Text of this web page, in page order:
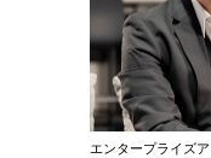
エンタープライズ